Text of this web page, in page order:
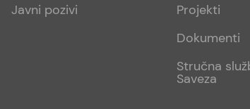
Javni pozivi
Projekti
Dokumenti
Stručna
Saveza